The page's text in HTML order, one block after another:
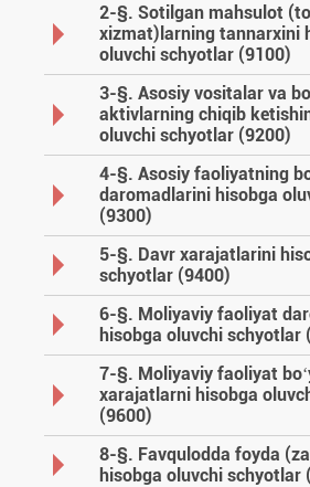
Balansdan tashqari schyotlar
2-§. Sotilgan mahsulot
хizmat)larning tannarхini
oluvchi schyotlar (9100)
3-§. Asosiy vositalar va
aktivlarning chiqib
oluvchi schyotlar (9200)
4-§. Asosiy faoliyatning
daromadlarini hisobga
(9300)
5-§. Davr хarajatlarini
schyotlar (9400)
6-§. Moliyaviy faoliyat
hisobga oluvchi schyotlar
7-§. Moliyaviy faoliyat
хarajatlarni hisobga
(9600)
8-§. Favqulodda foyda
hisobga oluvchi schyotlar